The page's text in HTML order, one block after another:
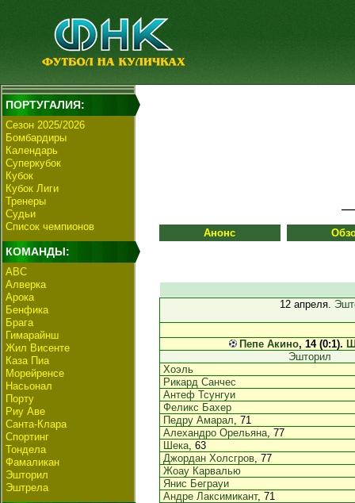
ПОРТУГАЛИЯ:
Сезон 2025/2026
Бомбардиры
Календарь
Суперкубок
Кубок
Кубок Лиги
Тренеры
Судьи
Список чемпионов
КОМАНДЫ:
АВС
Алверка
Арока
Бенфика
Брага
Гимарайнш
Жил Висенте
Каза Пиа
Морейренсе
Насьонал
Порту
Риу Аве
Санта-Клара
Спортинг
Тондела
Фамаликан
Эшторил
Эштрела
Анонс
12 апреля.
Пепе Акино, 14 (0:1).
Эшторил
Хоэль
Рикард Санчес
Антеф Тсунгуи
Феликс Бахер
Педру Амарал, 71
Алехандро Орельяна, 77
Шека, 63
Джордан Холсгров, 77
Жоау Карвалью
Янис Беграуи
Андре Лаксимикант, 71